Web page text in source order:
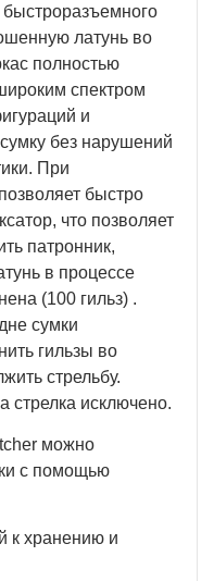
латунь во
полностью
спектром
и
без нарушений
При
быстро
что позволяет
патронник,
в процессе
(100 гильз) .
сумки
гильзы во
стрельбу.
стрелка исключено.
можно
с помощью
к хранению и